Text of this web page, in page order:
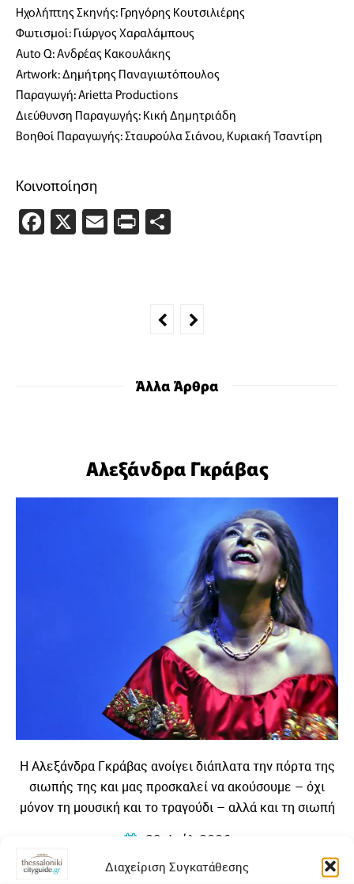
Διαχείριση Συγκατάθεσης
Ηχολήπτης Σκηνής: Γρηγόρης Κουτσιλιέρης
Φωτισμοί: Γιώργος Χαραλάμπους
Auto Q: Ανδρέας Κακουλάκης
Artwork: Δημήτρης Παναγιωτόπουλος
Παραγωγή: Arietta Productions
Διεύθυνση Παραγωγής: Κική Δημητριάδη
Βοηθοί Παραγωγής: Σταυρούλα Σιάνου, Κυριακή Τσαντίρη
Κοινοποίηση
Facebook
X EmailPrintFriendly
Άλλα Άρθρα
Αλεξάνδρα Γκράβας
Η Αλεξάνδρα Γκράβας ανοίγει διάπλατα την πόρτα της
σιωπής της και μας προσκαλεί να ακούσουμε – όχι
μόνον τη μουσική και το τραγούδι – αλλά και τη σιωπή
29. Ιούλ 2026